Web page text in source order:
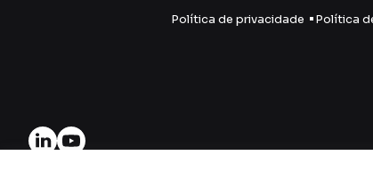
Política de privacidade Política